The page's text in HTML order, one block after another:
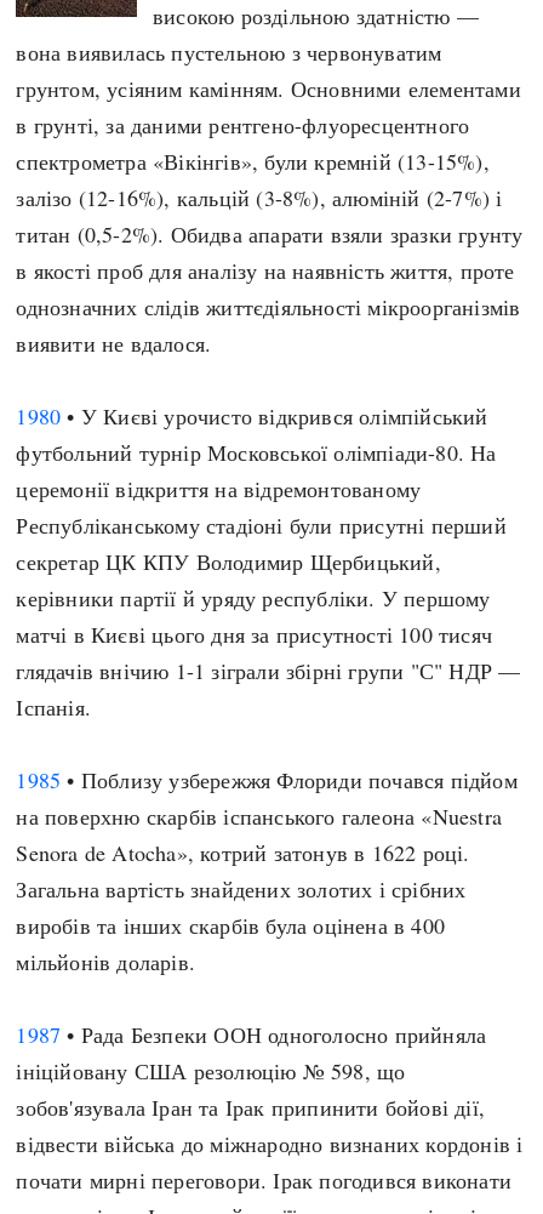
високою роздільною здатністю —
вона виявилась пустельною з червонуватим
грунтом, усіяним камінням. Основними елементами
в грунті, за даними рентгено-флуоресцентного
спектрометра «Вікінгів», були кремній (13-15%),
залізо (12-16%), кальцій (3-8%), алюміній (2-7%) і
титан (0,5-2%). Обидва апарати взяли зразки грунту
в якості проб для аналізу на наявність життя, проте
однозначних слідів життєдіяльності мікроорганізмів
виявити не вдалося.
1980 • У Києві урочисто відкрився олімпійський
футбольний турнір Московської олімпіади-80. На
церемонії відкриття на відремонтованому
Республіканському стадіоні були присутні перший
секретар ЦК КПУ Володимир Щербицький,
керівники партії й уряду республіки. У першому
матчі в Києві цього дня за присутності 100 тисяч
глядачів внічию 1-1 зіграли збірні групи "С" НДР —
Іспанія.
1985 • Поблизу узбережжя Флориди почався підйом
на поверхню скарбів іспанського галеона «Nuestra
Senora de Atocha», котрий затонув в 1622 році.
Загальна вартість знайдених золотих і срібних
виробів та інших скарбів була оцінена в 400
мільйонів доларів.
1987 • Рада Безпеки ООН одноголосно прийняла
ініційовану США резолюцію № 598, що
зобов'язувала Іран та Ірак припинити бойові дії,
відвести війська до міжнародно визнаних кордонів і
почати мирні переговори. Ірак погодився виконати